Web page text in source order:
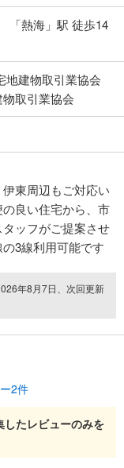
「熱海」駅 徒歩14
地建物取引業協会
取引業協会
東周辺もご対応い
良い住宅から、市
ッフがご提案させ
3線利用可能です
年8月7日、次回更新
2件
たレビューのみを